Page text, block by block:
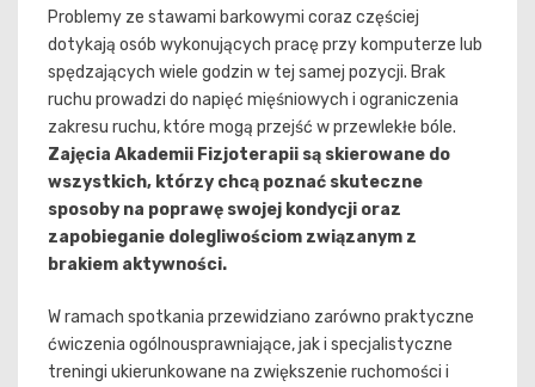
Problemy ze stawami barkowymi coraz częściej
dotykają osób wykonujących pracę przy komputerze lub
spędzających wiele godzin w tej samej pozycji. Brak
ruchu prowadzi do napięć mięśniowych i ograniczenia
zakresu ruchu, które mogą przejść w przewlekłe bóle.
Zajęcia Akademii Fizjoterapii są skierowane do
wszystkich, którzy chcą poznać skuteczne
sposoby na poprawę swojej kondycji oraz
zapobieganie dolegliwościom związanym z
brakiem aktywności.
W ramach spotkania przewidziano zarówno praktyczne
ćwiczenia ogólnousprawniające, jak i specjalistyczne
treningi ukierunkowane na zwiększenie ruchomości i